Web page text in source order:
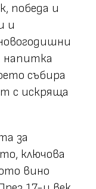
победа и
и
напитка
събира
с искряща
за
ключова
вино